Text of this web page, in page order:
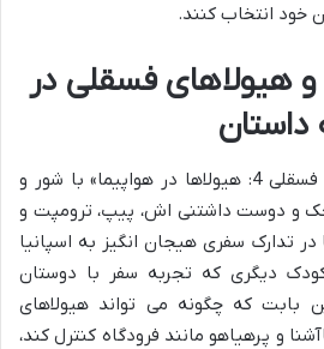
خود انتخاب کنند.
و هیولاهای فسقلی در
داستان
داستان «بیلی و هیولاهای فسقلی 4: هیولاها در هواپیما» با شور و
و دوست داشتنی اش، پیپ، ترومپت و
تدارک سفری هیجان انگیز به اسپانیا
دیگری که تجربه سفر با دوستان
بابت که چگونه می تواند هیولاهای
و پرهیاهو مانند فرودگاه کنترل کند،